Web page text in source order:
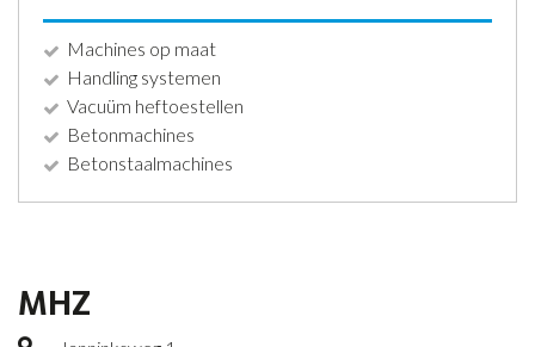
Machines op maat
Handling systemen
Vacuüm heftoestellen
Betonmachines
Betonstaalmachines
MHZ